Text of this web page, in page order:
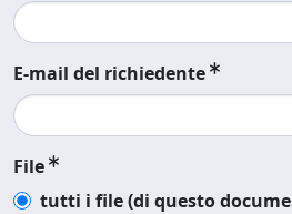
E-mail del richiedente
File
tutti i file (di questo